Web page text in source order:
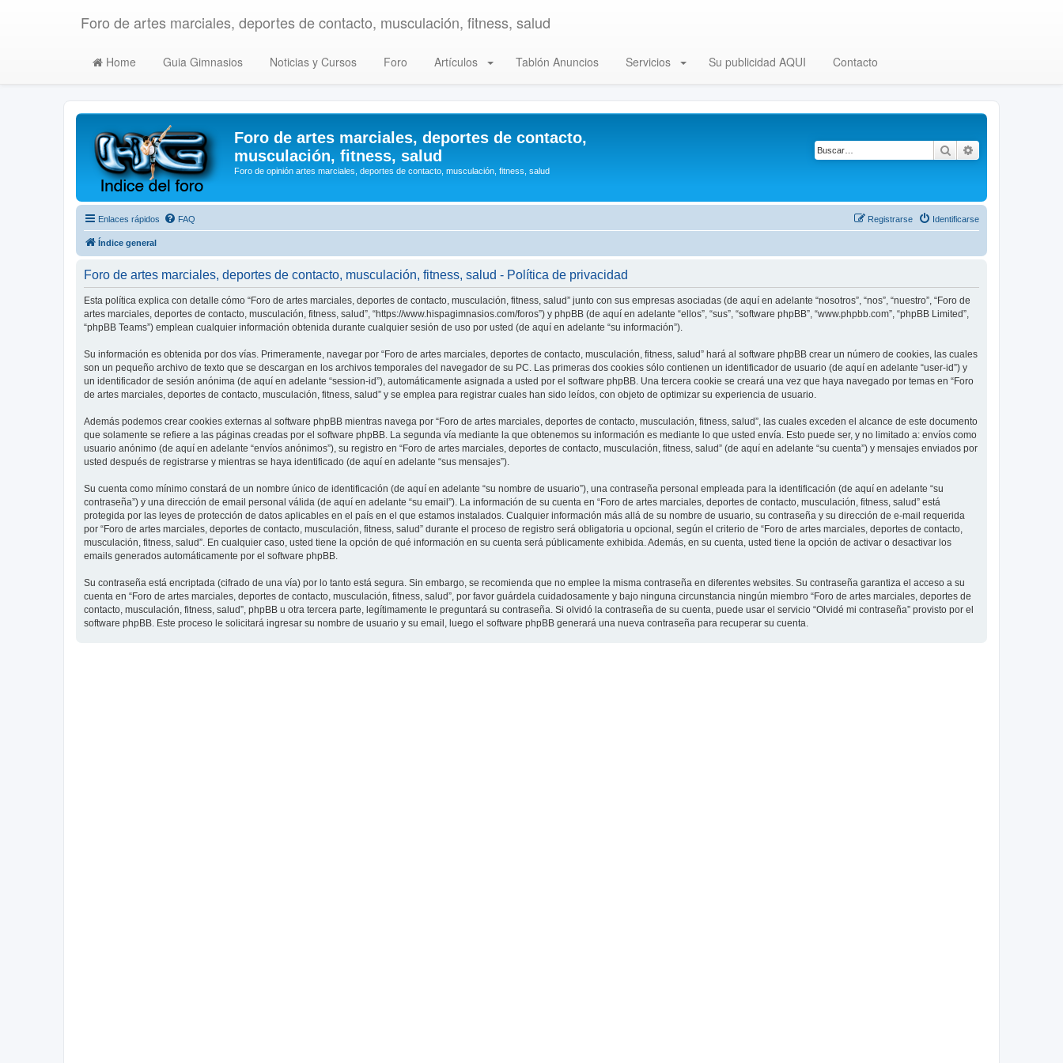
Foro de artes marciales, deportes de contacto, musculación, fitness, salud
Home Guia Gimnasios Noticias y Cursos Foro Artículos Tablón Anuncios Servicios Su publicidad AQUI Contacto
Foro de artes marciales, deportes de contacto,
musculación, fitness, salud
Foro de opinión artes marciales, deportes de contacto, musculación, fitness, salud
Buscar
Enlaces rápidos FAQ Identificarse
Registrarse
Índice general
Foro de artes marciales, deportes de contacto, musculación, fitness, salud - Política de privacidad
Esta política explica con detalle cómo “Foro de artes marciales, deportes de contacto, musculación, fitness, salud” junto con sus empresas asociadas (de aquí en adelante “nosotros”, “nos”, “nuestro”, “Foro de
artes marciales, deportes de contacto, musculación, fitness, salud”, “https://www.hispagimnasios.com/foros”) y phpBB (de aquí en adelante “ellos”, “sus”, “software phpBB”, “www.phpbb.com”, “phpBB Limited”,
“phpBB Teams”) emplean cualquier información obtenida durante cualquier sesión de uso por usted (de aquí en adelante “su información”).
Su información es obtenida por dos vías. Primeramente, navegar por “Foro de artes marciales, deportes de contacto, musculación, fitness, salud” hará al software phpBB crear un número de cookies, las cuales
son un pequeño archivo de texto que se descargan en los archivos temporales del navegador de su PC. Las primeras dos cookies sólo contienen un identificador de usuario (de aquí en adelante “user-id”) y
un identificador de sesión anónima (de aquí en adelante “session-id”), automáticamente asignada a usted por el software phpBB. Una tercera cookie se creará una vez que haya navegado por temas en “Foro
de artes marciales, deportes de contacto, musculación, fitness, salud” y se emplea para registrar cuales han sido leídos, con objeto de optimizar su experiencia de usuario.
Además podemos crear cookies externas al software phpBB mientras navega por “Foro de artes marciales, deportes de contacto, musculación, fitness, salud”, las cuales exceden el alcance de este documento
que solamente se refiere a las páginas creadas por el software phpBB. La segunda vía mediante la que obtenemos su información es mediante lo que usted envía. Esto puede ser, y no limitado a: envíos como
usuario anónimo (de aquí en adelante “envíos anónimos”), su registro en “Foro de artes marciales, deportes de contacto, musculación, fitness, salud” (de aquí en adelante “su cuenta”) y mensajes enviados por
usted después de registrarse y mientras se haya identificado (de aquí en adelante “sus mensajes”).
Su cuenta como mínimo constará de un nombre único de identificación (de aquí en adelante “su nombre de usuario”), una contraseña personal empleada para la identificación (de aquí en adelante “su
contraseña”) y una dirección de email personal válida (de aquí en adelante “su email”). La información de su cuenta en “Foro de artes marciales, deportes de contacto, musculación, fitness, salud” está
protegida por las leyes de protección de datos aplicables en el país en el que estamos instalados. Cualquier información más allá de su nombre de usuario, su contraseña y su dirección de e-mail requerida
por “Foro de artes marciales, deportes de contacto, musculación, fitness, salud” durante el proceso de registro será obligatoria u opcional, según el criterio de “Foro de artes marciales, deportes de contacto,
musculación, fitness, salud”. En cualquier caso, usted tiene la opción de qué información en su cuenta será públicamente exhibida. Además, en su cuenta, usted tiene la opción de activar o desactivar los
emails generados automáticamente por el software phpBB.
Su contraseña está encriptada (cifrado de una vía) por lo tanto está segura. Sin embargo, se recomienda que no emplee la misma contraseña en diferentes websites. Su contraseña garantiza el acceso a su
cuenta en “Foro de artes marciales, deportes de contacto, musculación, fitness, salud”, por favor guárdela cuidadosamente y bajo ninguna circunstancia ningún miembro “Foro de artes marciales, deportes de
contacto, musculación, fitness, salud”, phpBB u otra tercera parte, legítimamente le preguntará su contraseña. Si olvidó la contraseña de su cuenta, puede usar el servicio “Olvidé mi contraseña” provisto por el
software phpBB. Este proceso le solicitará ingresar su nombre de usuario y su email, luego el software phpBB generará una nueva contraseña para recuperar su cuenta.